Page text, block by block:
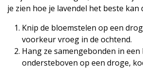
je zien hoe je lavendel het beste kan
Knip de bloemstelen op een
voorkeur vroeg in de ochtend.
Hang ze samengebonden in een
ondersteboven op een droge,